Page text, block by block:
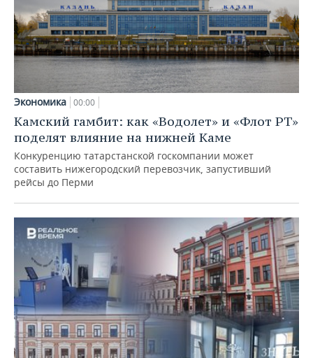
Экономика 00:00
Камский гамбит: как «Водолет» и «Флот РТ»
поделят влияние на нижней Каме
Конкуренцию татарстанской госкомпании может
составить нижегородский перевозчик, запустивший
рейсы до Перми